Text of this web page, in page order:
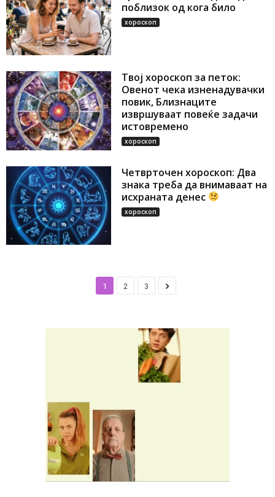
поблизок од кога било
хороскоп
Твој хороскоп за петок:
Овенот чека изненадувачки
повик, Близнаците
извршуваат повеќе задачи
истовремено
хороскоп
Четврточен хороскоп: Два
знака треба да внимаваат на
исхраната денес
хороскоп
1 2 3